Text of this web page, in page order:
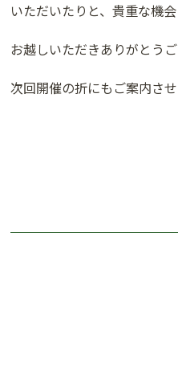
いただいたりと、貴重な機
お越しいただきありがとうご
次回開催の折にもご案内さ